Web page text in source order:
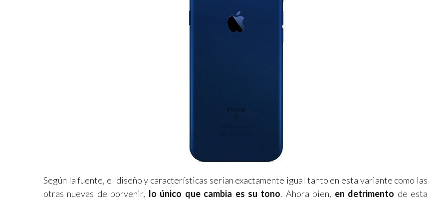
Según la fuente, el diseño y características serían exactamente igual tanto en esta variante como las
otras nuevas de porvenir, lo único que cambia es su tono. Ahora bien, en detrimento de esta